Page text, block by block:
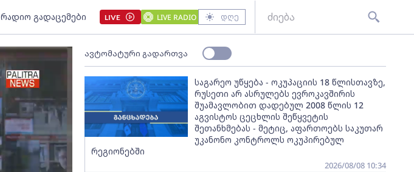
რადიო გადაცემები LIVE LIVE RADIO დღე
ავტომატური გადართვა
საგარეო უწყება - ოკუპაციის 18 წლისთავზე,
რუსეთი არ ასრულებს ევროკავშირის
შუამავლობით დადებულ 2008 წლის 12
აგვისტოს ცეცხლის შეწყვეტის
შეთანხმებას - მეტიც, აფართოებს საკუთარ
უკანონო კონტროლს ოკუპირებულ
რეგიონებში
2026/08/08 10:34